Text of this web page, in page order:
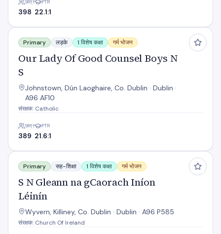
छात्र
398
PTR
22.1:1
Our Lady Of Good Counsel Boys N S
Primary लड़के 1 विशेष कक्षा गर्म भोजन
Our Lady Of Good Counsel Boys N
S
Johnstown, Dún Laoghaire, Co. Dublin · Dublin ·
A96 AF10
संरक्षक: Catholic
छात्र
389
PTR
21.6:1
S N Gleann na gCaorach Iníon Léinín
Primary सह-शिक्षा 1 विशेष कक्षा गर्म भोजन
S N Gleann na gCaorach Iníon
Léinín
Wyvern, Killiney, Co. Dublin · Dublin · A96 P585
संरक्षक: Church Of Ireland